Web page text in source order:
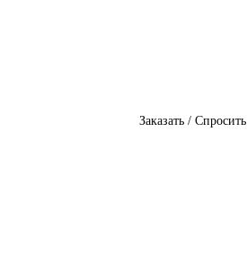
Заказать / Спросить